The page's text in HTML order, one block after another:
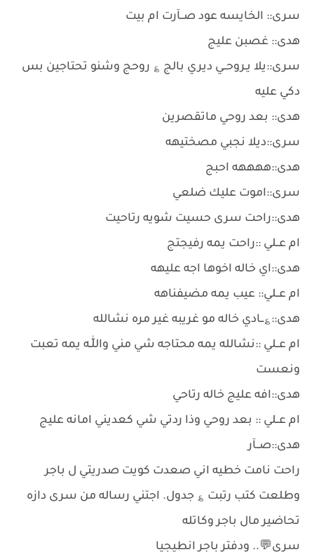
سرى:: الخايسه عود صــآرت ام بيت
هدى:: غصبن عليج
سرى::يلا يـروحــي ديري بالج ؏ روحج وشنو تحتاجين بس
دكي عليه
هدى:: بعد روحي ماتقصرين
سرى::ديلا نجبي مصختيهه
هدى::ههههه احبج
سرى::اموت عليك ضلعي
هدى::راحت سرى حسيت شويه رتاحيت
ام عــلي ::راحت يمه رفيجتج
هدى::اي خاله اخوها اجه عليهه
ام عــلي:: عيب يمه مضيفناهه
هدى::؏ــادي خاله مو غريبه غير مره نشالله
ام عــلي ::نشالله يمه محتاجه شي مني واللّٰـه يمه تعبت
ونعست
هدى::افه عليج خاله رتاحي
ام عــلي :: بعد روحي وذا ردتي شي كعديني امانه عليج
هدى::صــآر
راحت نامت خطيه اني صعدت كويت صدريتي ل باجر
وطلعت كتب رتبت ؏ جدول. اجتني رساله من سرى دازه
تحاضير مال باجر وكاتله
سرى💬.. ودفتر باجر انطيجيا